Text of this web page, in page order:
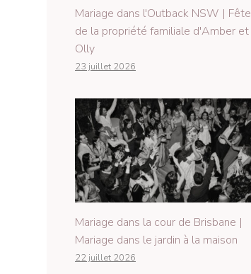
Mariage dans l'Outback NSW | Fête
de la propriété familiale d'Amber et
Olly
23 juillet 2026
Mariage dans la cour de Brisbane |
Mariage dans le jardin à la maison
22 juillet 2026